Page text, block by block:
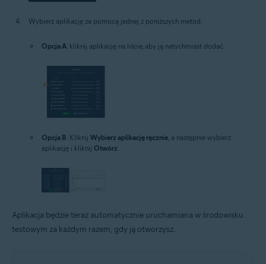
Wybierz aplikację za pomocą jednej z poniższych metod:
Opcja A: kliknij aplikację na liście, aby ją natychmiast dodać.
Opcja B: Kliknij Wybierz aplikację ręcznie , a następnie wybierz
aplikację i kliknij Otwórz
Aplikacja będzie teraz automatycznie uruchamiana w środowisku
testowym za każdym razem, gdy ją otworzysz.